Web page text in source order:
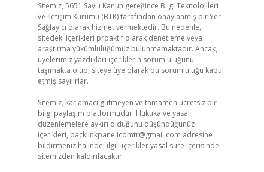
Sitemiz, 5651 Sayılı Kanun gereğince Bilgi Teknolojileri
ve İletişim Kurumu (BTK) tarafından onaylanmış bir Yer
Sağlayıcı olarak hizmet vermektedir. Bu nedenle,
sitedeki içerikleri proaktif olarak denetleme veya
araştırma yükümlülüğümüz bulunmamaktadır. Ancak,
üyelerimiz yazdıkları içeriklerin sorumluluğunu
taşımakta olup, siteye üye olarak bu sorumluluğu kabul
etmiş sayılırlar.
Sitemiz, kar amacı gütmeyen ve tamamen ücretsiz bir
bilgi paylaşım platformudur. Hukuka ve yasal
düzenlemelere aykırı olduğunu düşündüğünüz
içerikleri, backlinkpanelicomtr@gmail.com adresine
bildirmeniz halinde, ilgili içerikler yasal süre içerisinde
sitemizden kaldırılacaktır.